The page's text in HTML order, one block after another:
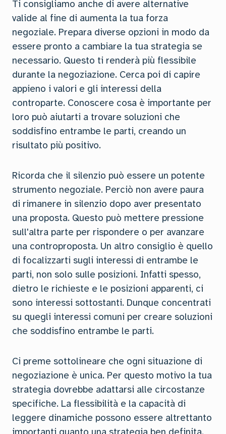
Ti consigliamo anche di avere alternative
valide al fine di aumenta la tua forza
negoziale. Prepara diverse opzioni in modo da
essere pronto a cambiare la tua strategia se
necessario. Questo ti renderà più flessibile
durante la negoziazione. Cerca poi di capire
appieno i valori e gli interessi della
controparte. Conoscere cosa è importante per
loro può aiutarti a trovare soluzioni che
soddisfino entrambe le parti, creando un
risultato più positivo.
Ricorda che il silenzio può essere un potente
strumento negoziale. Perciò non avere paura
di rimanere in silenzio dopo aver presentato
una proposta. Questo può mettere pressione
sull'altra parte per rispondere o per avanzare
una controproposta. Un altro consiglio è quello
di focalizzarti sugli interessi di entrambe le
parti, non solo sulle posizioni. Infatti spesso,
dietro le richieste e le posizioni apparenti, ci
sono interessi sottostanti. Dunque concentrati
su quegli interessi comuni per creare soluzioni
che soddisfino entrambe le parti.
Ci preme sottolineare che ogni situazione di
negoziazione è unica. Per questo motivo la tua
strategia dovrebbe adattarsi alle circostanze
specifiche. La flessibilità e la capacità di
leggere dinamiche possono essere altrettanto